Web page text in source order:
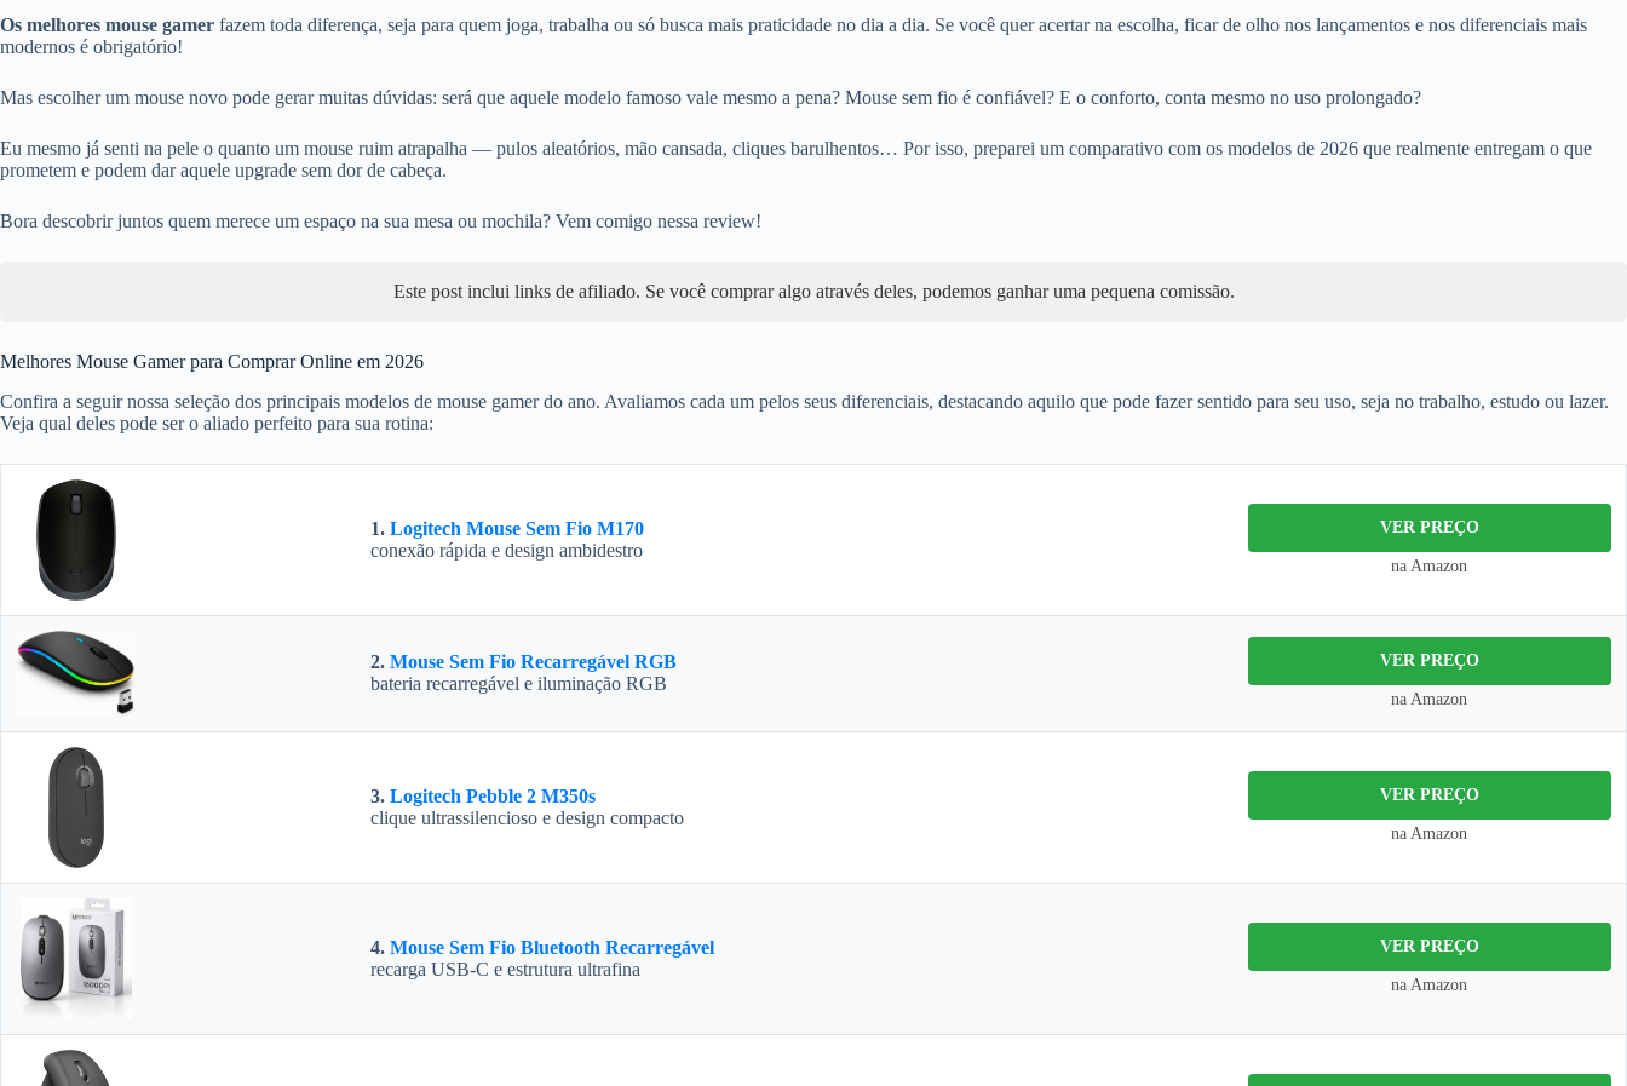
Os melhores mouse gamer fazem toda diferença, seja para quem joga, trabalha ou só busca mais praticidade no dia a dia. Se você quer acertar na escolha, ficar de olho nos lançamentos e nos diferenciais mais
modernos é obrigatório!
Mas escolher um mouse novo pode gerar muitas dúvidas: será que aquele modelo famoso vale mesmo a pena? Mouse sem fio é confiável? E o conforto, conta mesmo no uso prolongado?
Eu mesmo já senti na pele o quanto um mouse ruim atrapalha — pulos aleatórios, mão cansada, cliques barulhentos… Por isso, preparei um comparativo com os modelos de 2026 que realmente entregam o que
prometem e podem dar aquele upgrade sem dor de cabeça.
Bora descobrir juntos quem merece um espaço na sua mesa ou mochila? Vem comigo nessa review!
Este post inclui links de afiliado. Se você comprar algo através deles, podemos ganhar uma pequena comissão.
Melhores Mouse Gamer para Comprar Online em 2026
Confira a seguir nossa seleção dos principais modelos de mouse gamer do ano. Avaliamos cada um pelos seus diferenciais, destacando aquilo que pode fazer sentido para seu uso, seja no trabalho, estudo ou lazer.
Veja qual deles pode ser o aliado perfeito para sua rotina:
1. Logitech Mouse Sem Fio M170
conexão rápida e design ambidestro
VER PREÇO
na Amazon
2. Mouse Sem Fio Recarregável RGB
bateria recarregável e iluminação RGB
VER PREÇO
na Amazon
3. Logitech Pebble 2 M350s
clique ultrassilencioso e design compacto
VER PREÇO
na Amazon
4. Mouse Sem Fio Bluetooth Recarregável
recarga USB-C e estrutura ultrafina
VER PREÇO
na Amazon